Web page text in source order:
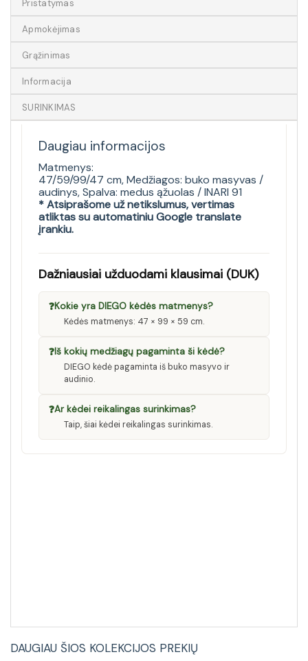
Pristatymas
Apmokėjimas
Grąžinimas
Informacija
SURINKIMAS
Daugiau informacijos
Matmenys:
47/59/99/47 cm, Medžiagos: buko masyvas /
audinys, Spalva: medus ąžuolas / INARI 91
* Atsiprašome už netikslumus, vertimas
atliktas su automatiniu Google translate
įrankiu.
Dažniausiai užduodami klausimai (DUK)
❓Kokie yra DIEGO kėdės matmenys?
Kėdės matmenys: 47 × 99 × 59 cm.
❓Iš kokių medžiagų pagaminta ši kėdė?
DIEGO kėdė pagaminta iš buko masyvo ir
audinio.
❓Ar kėdei reikalingas surinkimas?
Taip, šiai kėdei reikalingas surinkimas.
DAUGIAU ŠIOS KOLEKCIJOS PREKIŲ